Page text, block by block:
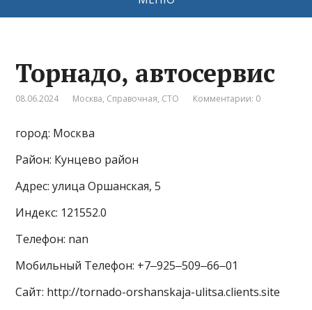
Торнадо, автосервис
08.06.2024 Москва, Справочная, СТО Комментарии: 0
город: Москва
Район: Кунцево район
Адрес: улица Оршанская, 5
Индекс: 121552.0
Телефон: nan
Мобильный Телефон: +7‒925‒509‒66‒01
Сайт: http://tornado-orshanskaja-ulitsa.clients.site